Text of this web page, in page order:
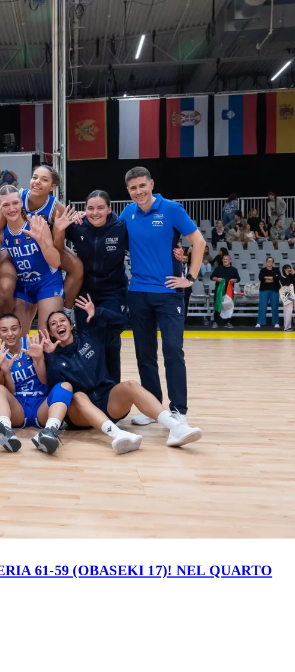
61-59 (OBASEKI 17)! NEL QUARTO